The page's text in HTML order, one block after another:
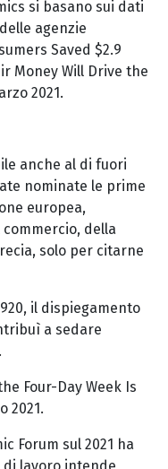
si basano sui dati
agenzie
Saved $2.9
Money Will Drive the
2021.
anche al di fuori
nominate le prime
europea,
della
solo per citarne
il dispiegamento
a sedare
Four-Day Week Is
2021.
Forum sul 2021 ha